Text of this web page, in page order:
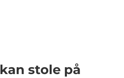
stole på